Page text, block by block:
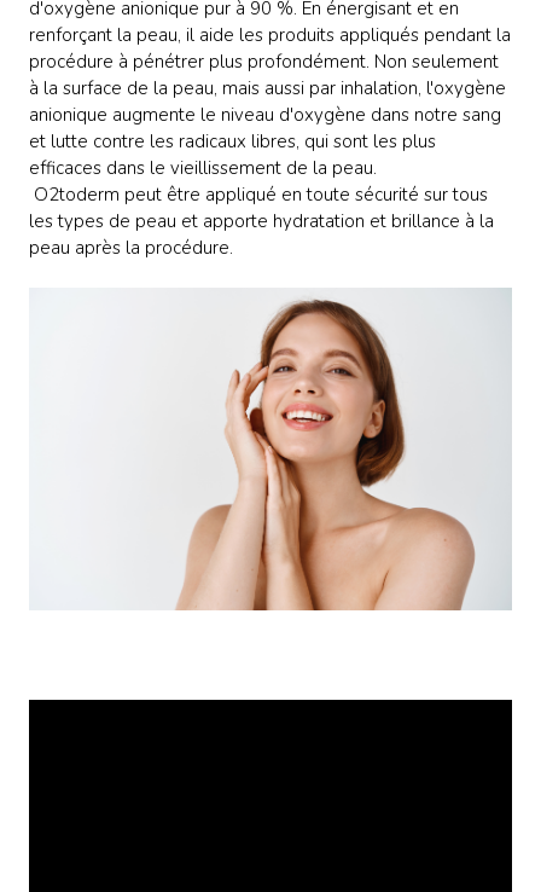
d'oxygène anionique pur à 90 %. En énergisant et en
renforçant la peau, il aide les produits appliqués pendant la
procédure à pénétrer plus profondément. Non seulement
à la surface de la peau, mais aussi par inhalation, l'oxygène
anionique augmente le niveau d'oxygène dans notre sang
et lutte contre les radicaux libres, qui sont les plus
efficaces dans le vieillissement de la peau.
O2toderm peut être appliqué en toute sécurité sur tous
les types de peau et apporte hydratation et brillance à la
peau après la procédure.